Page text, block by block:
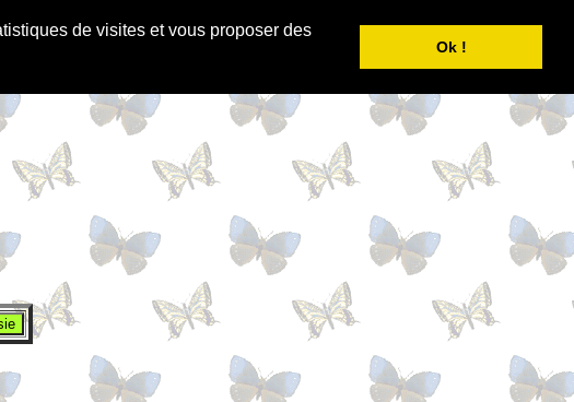
de visites et vous proposer des
Ok !